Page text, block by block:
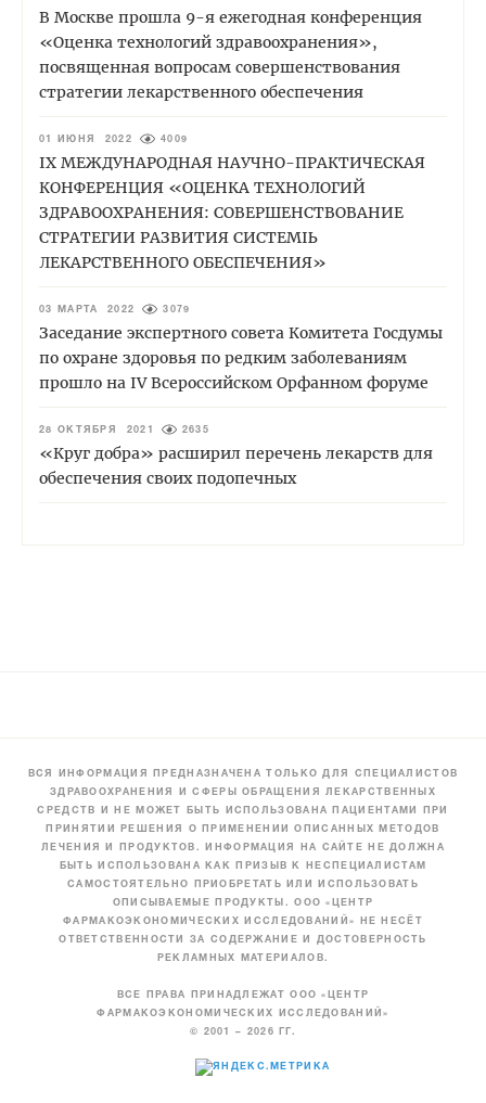
В Москве прошла 9-я ежегодная конференция
«Оценка технологий здравоохранения»,
посвященная вопросам совершенствования
стратегии лекарственного обеспечения
01 ИЮНЯ 2022 4009
IХ МЕЖДУНАРОДНАЯ НАУЧНО-ПРАКТИЧЕСКАЯ
КОНФЕРЕНЦИЯ «ОЦЕНКА ТЕХНОЛОГИЙ
ЗДРАВООХРАНЕНИЯ: СОВЕРШЕНСТВОВАНИЕ
СТРАТЕГИИ РАЗВИТИЯ СИСТЕМЫ
ЛЕКАРСТВЕННОГО ОБЕСПЕЧЕНИЯ»
03 МАРТА 2022 3079
Заседание экспертного совета Комитета Госдумы
по охране здоровья по редким заболеваниям
прошло на IV Всероссийском Орфанном форуме
28 ОКТЯБРЯ 2021 2635
«Круг добра» расширил перечень лекарств для
обеспечения своих подопечных
ВСЯ ИНФОРМАЦИЯ ПРЕДНАЗНАЧЕНА ТОЛЬКО ДЛЯ СПЕЦИАЛИСТОВ
ЗДРАВООХРАНЕНИЯ И СФЕРЫ ОБРАЩЕНИЯ ЛЕКАРСТВЕННЫХ
СРЕДСТВ И НЕ МОЖЕТ БЫТЬ ИСПОЛЬЗОВАНА ПАЦИЕНТАМИ ПРИ
ПРИНЯТИИ РЕШЕНИЯ О ПРИМЕНЕНИИ ОПИСАННЫХ МЕТОДОВ
ЛЕЧЕНИЯ И ПРОДУКТОВ. ИНФОРМАЦИЯ НА САЙТЕ НЕ ДОЛЖНА
БЫТЬ ИСПОЛЬЗОВАНА КАК ПРИЗЫВ К НЕСПЕЦИАЛИСТАМ
САМОСТОЯТЕЛЬНО ПРИОБРЕТАТЬ ИЛИ ИСПОЛЬЗОВАТЬ
ОПИСЫВАЕМЫЕ ПРОДУКТЫ. ООО «ЦЕНТР
ФАРМАКОЭКОНОМИЧЕСКИХ ИССЛЕДОВАНИЙ» НЕ НЕСЁТ
ОТВЕТСТВЕННОСТИ ЗА СОДЕРЖАНИЕ И ДОСТОВЕРНОСТЬ
РЕКЛАМНЫХ МАТЕРИАЛОВ.
ВСЕ ПРАВА ПРИНАДЛЕЖАТ ООО «ЦЕНТР
ФАРМАКОЭКОНОМИЧЕСКИХ ИССЛЕДОВАНИЙ»
© 2001 – 2026 ГГ.